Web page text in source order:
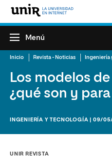
Menú
Inicio Revista - Noticias
Los modelos
¿qué son y
INGENIERÍA Y TECNOLOGÍA | 09/
UNIR REVISTA